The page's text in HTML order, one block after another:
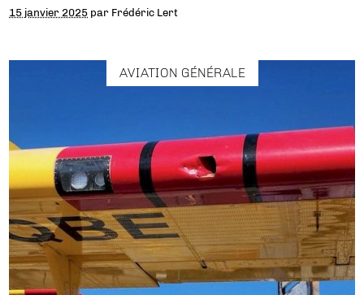
15 janvier 2025 par Frédéric Lert
AVIATION GÉNÉRALE